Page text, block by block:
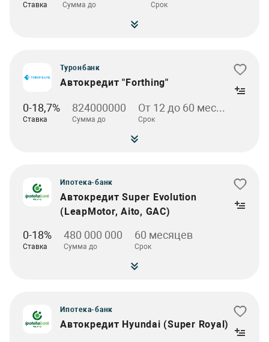
Ставка Сумма до Срок
Туронбанк
Автокредит "Forthing"
0-18,7%
Ставка
824000000
Сумма до
От 12 до 60 мес...
Срок
Ипотека-банк
Автокредит Super Evolution
(LeapMotor, Aito, GAC)
0-18%
Ставка
480 000 000
Сумма до
60 месяцев
Срок
Ипотека-банк
Автокредит Hyundai (Super Royal)